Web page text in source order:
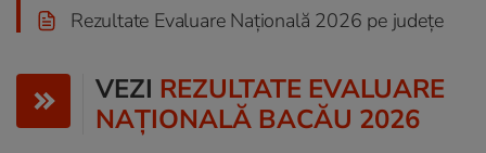
Rezultate Evaluare Naţională 2026 pe judeţe
VEZI REZULTATE EVALUARE
NAŢIONALĂ BACĂU 2026